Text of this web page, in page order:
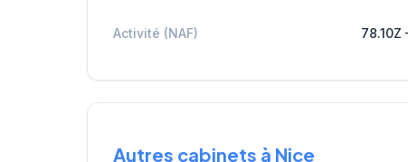
Activité (NAF)
Autres cabinets à Nice